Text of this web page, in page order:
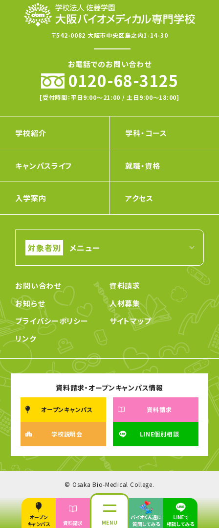
〒542-0082 大阪市中央区島之内1-14-30
お電話でのお問い合わせ
0120-68-3125
[受付時間：平日9:00〜21:00 / 土日9:00〜18:00]
学校紹介 学科・コース
キャンパスライフ 就職・資格
入学案内 アクセス
メニュー
お問い合わせ
資料請求
お知らせ
人材募集
プライバシーポリシー
サイトマップ
リンク
資料請求・オープンキャンパス情報
オープンキャンパス 資料請求
学校説明会 LINE個別相談
© Osaka Bio-Medical College.
オープン
キャンパス
資料請求 MENU
バイオくん達に
質問してみる
LINEで
相談してみる